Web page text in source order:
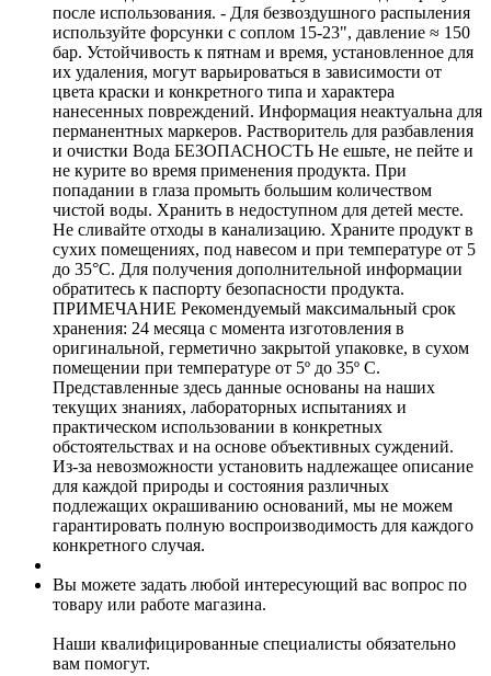
после использования. - Для безвоздушного распыления
используйте форсунки с соплом 15-23", давление ≈ 150
бар. Устойчивость к пятнам и время, установленное для
их удаления, могут варьироваться в зависимости от
цвета краски и конкретного типа и характера
нанесенных повреждений. Информация неактуальна для
перманентных маркеров. Растворитель для разбавления
и очистки Вода БЕЗОПАСНОСТЬ Не ешьте, не пейте и
не курите во время применения продукта. При
попадании в глаза промыть большим количеством
чистой воды. Хранить в недоступном для детей месте.
Не сливайте отходы в канализацию. Храните продукт в
сухих помещениях, под навесом и при температуре от 5
до 35°C. Для получения дополнительной информации
обратитесь к паспорту безопасности продукта.
ПРИМЕЧАНИЕ Рекомендуемый максимальный срок
хранения: 24 месяца с момента изготовления в
оригинальной, герметично закрытой упаковке, в сухом
помещении при температуре от 5º до 35º C.
Представленные здесь данные основаны на наших
текущих знаниях, лабораторных испытаниях и
практическом использовании в конкретных
обстоятельствах и на основе объективных суждений.
Из-за невозможности установить надлежащее описание
для каждой природы и состояния различных
подлежащих окрашиванию оснований, мы не можем
гарантировать полную воспроизводимость для каждого
конкретного случая.
Вы можете задать любой интересующий вас вопрос по
товару или работе магазина.
Наши квалифицированные специалисты обязательно
вам помогут.